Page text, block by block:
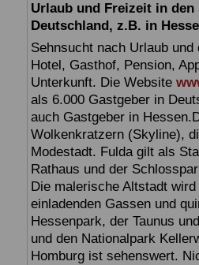
Urlaub und Freizeit in
Deutschland, z.B. in
Sehnsucht nach Urlaub
Hotel, Gasthof, Pension,
Unterkunft. Die Website
als 6.000 Gastgeber in
auch Gastgeber in
Wolkenkratzern (Skyline),
Modestadt. Fulda gilt als
Rathaus und der
Die malerische Altstadt
einladenden Gassen und
Hessenpark, der Taunus
und den Nationalpark
Homburg ist sehenswert.